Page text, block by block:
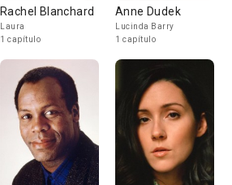
Rachel Blanchard
Laura
1 capítulo
Anne Dudek
Lucinda Barry
1 capítulo